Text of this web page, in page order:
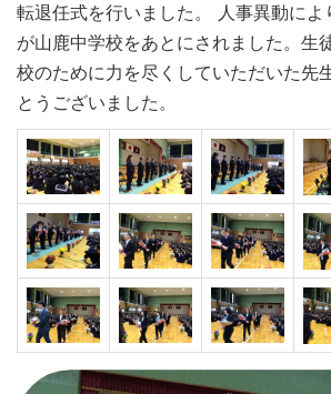
転退任式を行いました。 人事異動に
が山鹿中学校をあとにされました。生
校のために力を尽くしていただいた先
とうございました。